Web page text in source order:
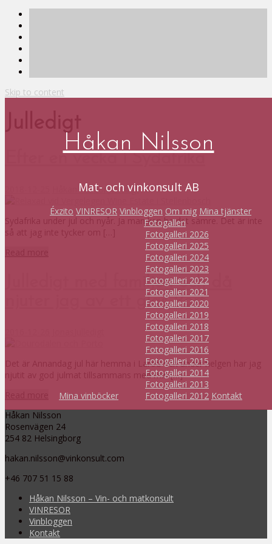
Skip to content
Håkan Nilsson
Mat- och vinkonsult AB
Éxzito VINRESOR Vinbloggen Om mig Mina tjänster
Mina vinböcker
Fotogalleri
Fotogalleri 2026
Fotogalleri 2025
Fotogalleri 2024
Fotogalleri 2023
Fotogalleri 2022
Fotogalleri 2021
Fotogalleri 2020
Fotogalleri 2019
Fotogalleri 2018
Fotogalleri 2017
Fotogalleri 2016
Fotogalleri 2015
Fotogalleri 2014
Fotogalleri 2013
Fotogalleri 2012 Kontakt
Julledigt
Efter en vecka i Sydafrika
Håkan NilssonJulledigt
Sydafrika under jul och nyår. Ja man kan ha det sämre. Det är inte
så att jag inte tycker om […]
Julledigt med familjen och då
njuter jag av ett glas Port
Det är Annandag jul här hemma i Laröd och under helgen har jag
njutit av god julmat tillsammans med min […]
Håkan Nilsson
Rosenvägen 24
254 82 Helsingborg
hakan.nilsson@vinkonsult.com
+46 707 51 15 88
Håkan Nilsson – Vin- och matkonsult
VINRESOR
Vinbloggen
Kontakt